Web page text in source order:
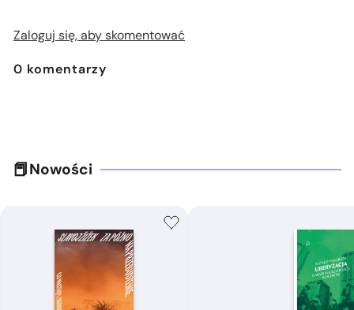
Zaloguj się, aby skomentować
0 komentarzy
Nowości